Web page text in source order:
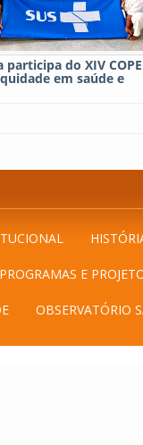
do XIV
em saúde e
PROGRAMAS E
OBSERVATÓRIO